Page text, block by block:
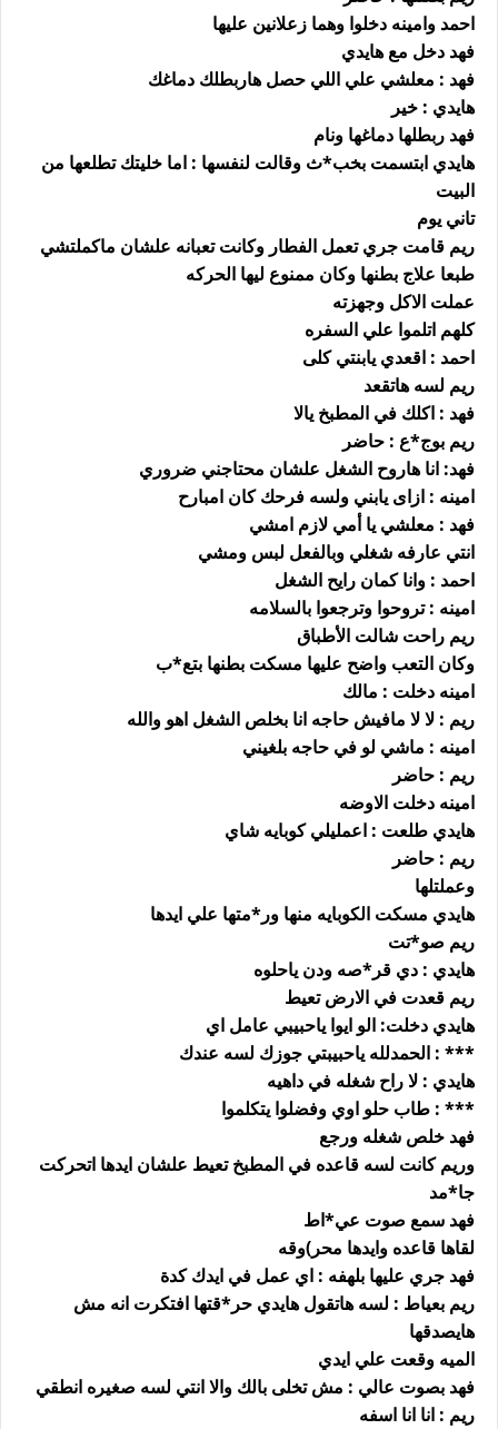
احمد وامينه دخلوا وهما زعلانين عليها
فهد دخل مع هايدي
فهد : معلشي علي اللي حصل هاربطلك دماغك
هايدي : خير
فهد ربطلها دماغها ونام
هايدي ابتسمت بخب*ث وقالت لنفسها : اما خليتك تطلعها من
البيت
تاني يوم
ريم قامت جري تعمل الفطار وكانت تعبانه علشان ماكملتشي
طبعا علاج بطنها وكان ممنوع ليها الحركه
عملت الاكل وجهزته
كلهم اتلموا علي السفره
احمد : اقعدي يابنتي كلى
ريم لسه هاتقعد
فهد : اكلك في المطبخ يالا
ريم بوج*ع : حاضر
فهد: انا هاروح الشغل علشان محتاجني ضروري
امينه : ازاى يابني ولسه فرحك كان امبارح
فهد : معلشي يا أمي لازم امشي
انتي عارفه شغلي وبالفعل لبس ومشي
احمد : وانا كمان رايح الشغل
امينه : تروحوا وترجعوا بالسلامه
ريم راحت شالت الأطباق
وكان التعب واضح عليها مسكت بطنها بتع*ب
امينه دخلت : مالك
ريم : لا لا مافيش حاجه انا بخلص الشغل اهو والله
امينه : ماشي لو في حاجه بلغيني
ريم : حاضر
امينه دخلت الاوضه
هايدي طلعت : اعمليلي كوبايه شاي
ريم : حاضر
وعملتلها
هايدي مسكت الكوبايه منها ور*متها علي ايدها
ريم صو*تت
هايدي : دي قر*صه ودن ياحلوه
ريم قعدت في الارض تعيط
هايدي دخلت: الو ايوا ياحبيبي عامل اي
*** : الحمدلله ياحبيبتي جوزك لسه عندك
هايدي : لا راح شغله في داهيه
*** : طاب حلو اوي وفضلوا يتكلموا
فهد خلص شغله ورجع
وريم كانت لسه قاعده في المطبخ تعيط علشان ايدها اتحركت
جا*مد
فهد سمع صوت عي*اط
لقاها قاعده وايدها محر)وقه
فهد جري عليها بلهفه : اي عمل في ايدك كدة
ريم بعياط : لسه هاتقول هايدي حر*قتها افتكرت انه مش
هايصدقها
الميه وقعت علي ايدي
فهد بصوت عالي : مش تخلى بالك والا انتي لسه صغيره انطقي
ريم : انا انا اسفه